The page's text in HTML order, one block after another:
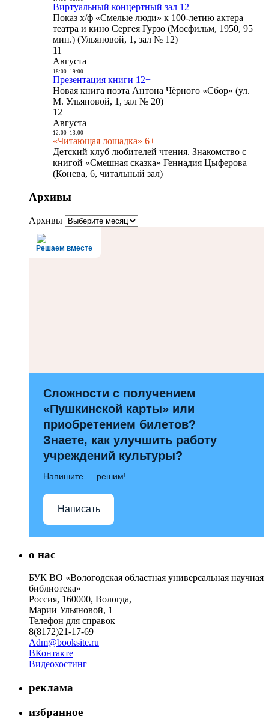
Виртуальный концертный зал 12+
Показ х/ф «Смелые люди» к 100-летию актера
театра и кино Сергея Гурзо (Мосфильм, 1950, 95
мин.) (Ульяновой, 1, зал № 12)
11
Августа
18:00- 19:00
Презентация книги 12+
Новая книга поэта Антона Чёрного «Сбор» (ул.
М. Ульяновой, 1, зал № 20)
12
Августа
12:00- 13:00
«Читающая лошадка» 6+
Детский клуб любителей чтения. Знакомство с
книгой «Смешная сказка» Геннадия Цыферова
(Конева, 6, читальный зал)
Архивы
Архивы
Решаем вместе
Сложности с получением
«Пушкинской карты» или
приобретением билетов?
Знаете, как улучшить работу
учреждений культуры?
Напишите — решим!
Написать
о нас
БУК ВО «Вологодская областная универсальная научная
библиотека»
Россия, 160000, Вологда,
Марии Ульяновой, 1
Телефон для справок –
8(8172)21-17-69
Adm@booksite.ru
ВКонтакте
Видеохостинг
реклама
избранное